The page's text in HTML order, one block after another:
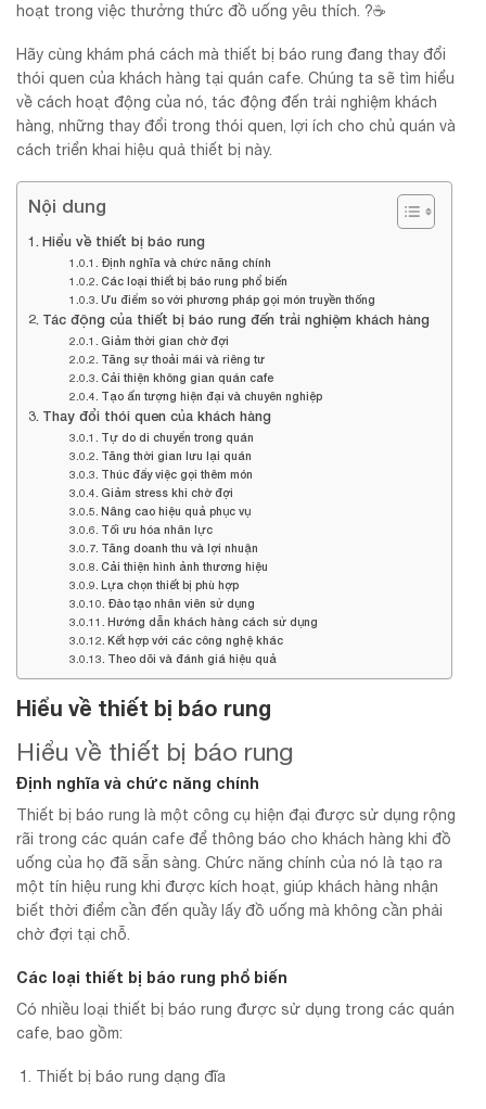
hoạt trong việc thưởng thức đồ uống yêu thích. ?️☕
Hãy cùng khám phá cách mà thiết bị báo rung đang thay đổi
thói quen của khách hàng tại quán cafe. Chúng ta sẽ tìm hiểu
về cách hoạt động của nó, tác động đến trải nghiệm khách
hàng, những thay đổi trong thói quen, lợi ích cho chủ quán và
cách triển khai hiệu quả thiết bị này.
Nội dung
Hiểu về thiết bị báo rung
Định nghĩa và chức năng chính
Các loại thiết bị báo rung phổ biến
Ưu điểm so với phương pháp gọi món truyền thống
Tác động của thiết bị báo rung đến trải nghiệm khách hàng
Giảm thời gian chờ đợi
Tăng sự thoải mái và riêng tư
Cải thiện không gian quán cafe
Tạo ấn tượng hiện đại và chuyên nghiệp
Thay đổi thói quen của khách hàng
Tự do di chuyển trong quán
Tăng thời gian lưu lại quán
Thúc đẩy việc gọi thêm món
Giảm stress khi chờ đợi
Nâng cao hiệu quả phục vụ
Tối ưu hóa nhân lực
Tăng doanh thu và lợi nhuận
Cải thiện hình ảnh thương hiệu
Lựa chọn thiết bị phù hợp
Đào tạo nhân viên sử dụng
Hướng dẫn khách hàng cách sử dụng
Kết hợp với các công nghệ khác
Theo dõi và đánh giá hiệu quả
Hiểu về thiết bị báo rung
Hiểu về thiết bị báo rung
Định nghĩa và chức năng chính
Thiết bị báo rung là một công cụ hiện đại được sử dụng rộng
rãi trong các quán cafe để thông báo cho khách hàng khi đồ
uống của họ đã sẵn sàng. Chức năng chính của nó là tạo ra
một tín hiệu rung khi được kích hoạt, giúp khách hàng nhận
biết thời điểm cần đến quầy lấy đồ uống mà không cần phải
chờ đợi tại chỗ.
Các loại thiết bị báo rung phổ biến
Có nhiều loại thiết bị báo rung được sử dụng trong các quán
cafe, bao gồm:
Thiết bị báo rung dạng đĩa